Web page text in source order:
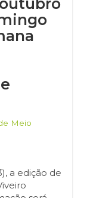
outubro
Meio
a edição de